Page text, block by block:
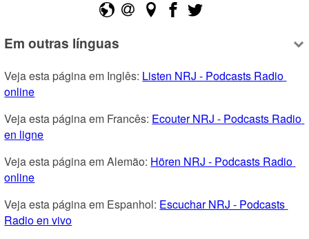
Em outras línguas
Veja esta página em Inglês: Listen NRJ - Podcasts Radio
online
Veja esta página em Francês: Ecouter NRJ - Podcasts Radio
en ligne
Veja esta página em Alemão: Hören NRJ - Podcasts Radio
online
Veja esta página em Espanhol: Escuchar NRJ - Podcasts
Radio en vivo